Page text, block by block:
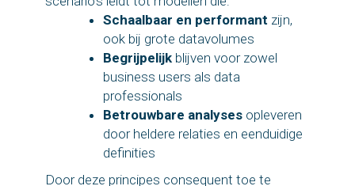
Schaalbaar en performant zijn,
ook bij grote datavolumes
Begrijpelijk blijven voor zowel
business users als data
professionals
Betrouwbare analyses opleveren
door heldere relaties en eenduidige
definities
Door deze principes consequent toe te